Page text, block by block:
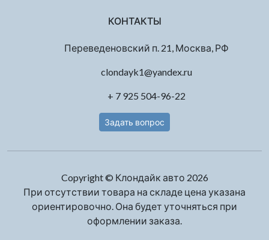
КОНТАКТЫ
Переведеновский п. 21, Москва, РФ
clondayk1@yandex.ru
+ 7 925 504-96-22
Задать вопрос
Copyright © Клондайк авто 2026
При отсутствии товара на складе цена указана
ориентировочно. Она будет уточняться при
оформлении заказа.